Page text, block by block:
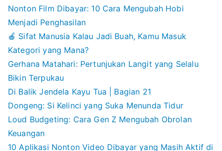
Nonton Film Dibayar: 10 Cara Mengubah Hobi
Menjadi Penghasilan
🍎 Sifat Manusia Kalau Jadi Buah, Kamu Masuk
Kategori yang Mana?
Gerhana Matahari: Pertunjukan Langit yang Selalu
Bikin Terpukau
Di Balik Jendela Kayu Tua | Bagian 21
Dongeng: Si Kelinci yang Suka Menunda Tidur
Loud Budgeting: Cara Gen Z Mengubah Obrolan
Keuangan
10 Aplikasi Nonton Video Dibayar yang Masih Aktif di